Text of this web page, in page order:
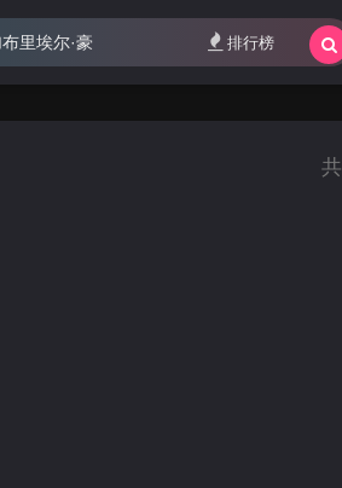
排行榜
共